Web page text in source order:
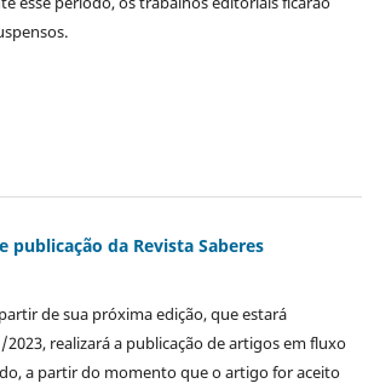
publicação da Revista Saberes
de sua próxima edição, que estará
realizará a publicação de artigos em fluxo
a partir do momento que o artigo for aceito